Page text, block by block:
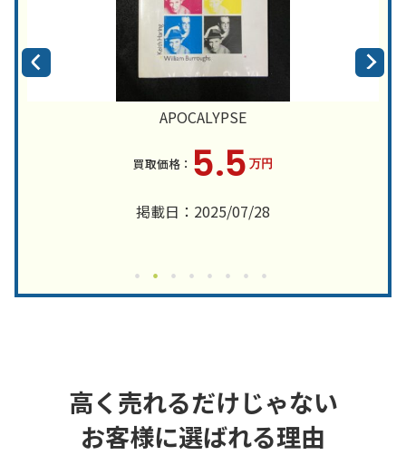
APOCALYPSE
5.5 万円
掲載日：2025/07/28
高く売れるだけじゃない
お客様に選ばれる理由